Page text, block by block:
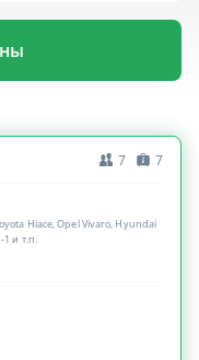
7 7
Hiace, Opel Vivaro, Hyundai
1 и т.п.